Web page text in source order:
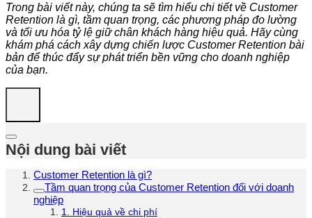
Trong bài viết này, chúng ta sẽ tìm hiểu chi tiết về Customer
Retention là gì, tầm quan trọng, các phương pháp đo lường
và tối ưu hóa tỷ lệ giữ chân khách hàng hiệu quả. Hãy cùng
khám phá cách xây dựng chiến lược Customer Retention bài
bản để thúc đẩy sự phát triển bền vững cho doanh nghiệp
của bạn.
Nội dung bài viết
Customer Retention là gì?
Tầm quan trọng của Customer Retention đối với doanh
nghiệp
1. Hiệu quả về chi phí